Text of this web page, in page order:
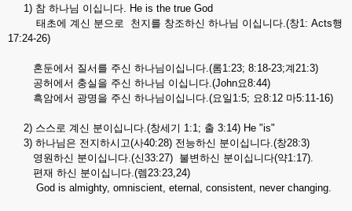
1) 참 하나님 이십니다. He is the true God
태초에 계신 분으로 천지를 창조하신 하나님 이십니다.(창1: Acts행
17:24-26)
혼둔에서 질서를 주신 하나님이십니다.(롬1:23; 8:18-23;계21:3)
공허에서 충실을 주신 하나님 이십니다.(John요8:44)
흑암에서 광명을 주신 하나님이십니다.(요일1:5; 요8:12 마5:11-16)
2) 스스로 계신 분이십니다.(창세기 1:1; 출 3:14) He "is"
3) 하나님은 전지하시고(사40:28) 전능하신 분이십니다.(창28:3)
영원하신 분이십니다.(신33:27) 불변하신 분이십니다(약1:17).
편재 하신 분이십니다.(렘23:23,24)
God is almighty, omniscient, eternal, consistent, never changing.